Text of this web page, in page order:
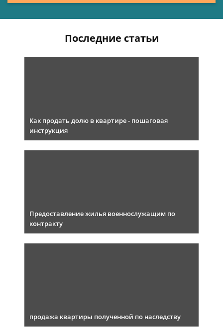
Последние статьи
Как продать долю в квартире - пошаговая
инструкция
Предоставление жилья военнослужащим по
контракту
продажа квартиры полученной по наследству